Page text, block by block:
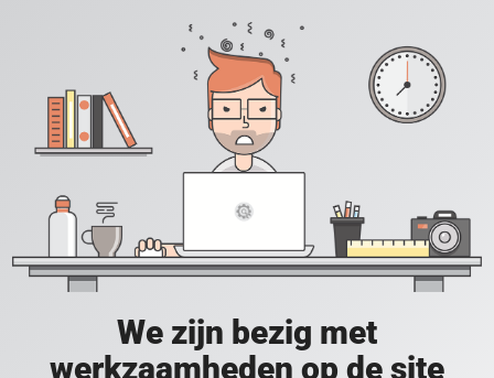
We zijn bezig met
werkzaamheden op de site